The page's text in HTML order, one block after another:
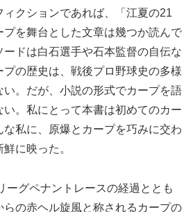
ィクションであれば、「江夏の21
を舞台とした文章は幾つか読んで
ドは白石選手や石本監督の自伝な
プの歴史は、戦後プロ野球史の多様
。だが、小説の形式でカープを語
い。私にとって本書は初めてのカー
私に、原爆とカープを巧みに交わ
に映った。
ーグペナントレースの経過ととも
らの赤ヘル旋風と称されるカープの